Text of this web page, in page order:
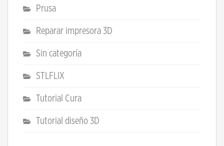
Prusa
Reparar impresora 3D
Sin categoría
STLFLIX
Tutorial Cura
Tutorial diseño 3D